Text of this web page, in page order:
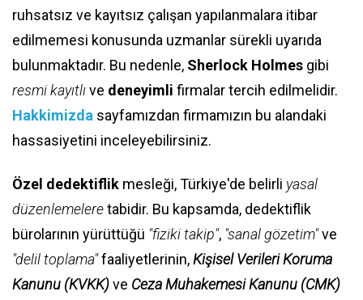
ruhsatsız ve kayıtsız çalışan yapılanmalara itibar
edilmemesi konusunda uzmanlar sürekli uyarıda
bulunmaktadır. Bu nedenle, Sherlock Holmes gibi
resmi kayıtlıve deneyimli firmalar tercih edilmelidir.
Hakkimizda sayfamızdan firmamızın bu alandaki
hassasiyetini inceleyebilirsiniz.
Özel dedektiflik mesleği, Türkiye'de belirli yasal
düzenlemeleretabidir. Bu kapsamda, dedektiflik
bürolarının yürüttüğü "fiziki takip", "sanal gözetim"ve
"delil toplama"faaliyetlerinin,Kişisel Verileri Koruma
Kanunu (KVKK)ve Ceza Muhakemesi Kanunu (CMK)